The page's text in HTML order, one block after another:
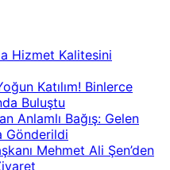
Hizmet Kalitesini
Katılım! Binlerce
Buluştu
Anlamlı Bağış: Gelen
Gönderildi
Mehmet Ali Şen’den